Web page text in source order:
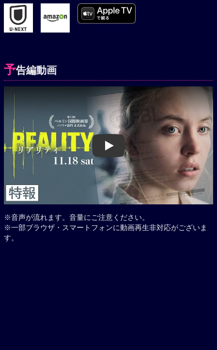
予告編動画
Play
※音声が流れます。音量にご注意ください。
※一部ブラウザ・スマートフォンに動画再生非対応がございま
す。